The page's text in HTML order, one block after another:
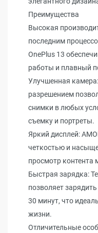
Преимущества
Высокая
последним
OnePlus 13
работы и плавный
Улучшенная
разрешением
снимки в любых
съемку и портреты.
Яркий дисплей:
четкостью и
просмотр
Быстрая зарядка:
позволяет
30 минут, что
жизни.
Отличительные